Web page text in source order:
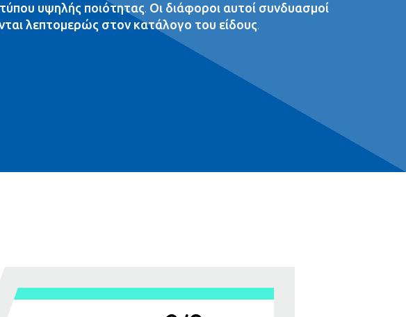
υψηλής ποιότητας. Οι διάφοροι αυτοί συνδυασμοί
λεπτομερώς στον κατάλογο του είδους.